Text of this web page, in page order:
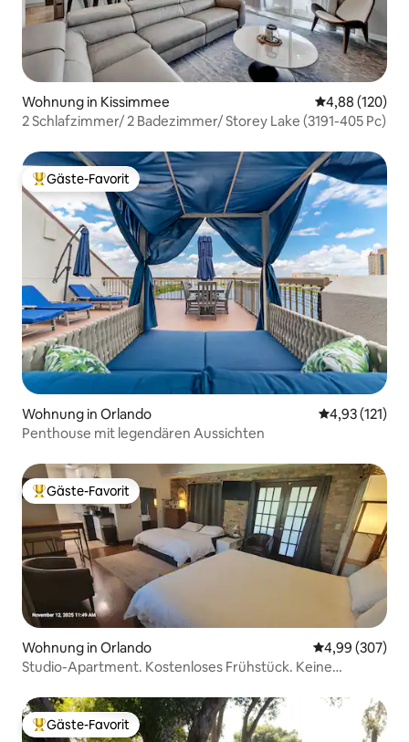
Wohnung in Kissimmee
4,88 (120)
2 Schlafzimmer/ 2 Badezimmer/ Storey Lake (3191-405 Pc)
Beliebter Gäste-Favorit.
Gäste-Favorit
Wohnung in Orlando
4,93 (121)
Penthouse mit legendären Aussichten
Beliebter Gäste-Favorit.
Gäste-Favorit
Wohnung in Orlando
4,99 (307)
Studio-Apartment. Kostenloses Frühstück. Keine
Beliebter Gäste-Favorit.
Gäste-Favorit